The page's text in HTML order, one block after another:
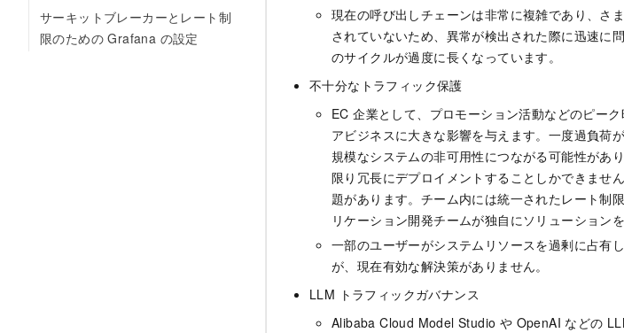
サーキットブレーカーとレート制
限のための Grafana の設定
現在の呼び出しチェーンは非常に複雑であり、さ
されていないため、異常が検出された際に迅速に
のサイクルが過度に長くなっています。
不十分なトラフィック保護
EC 企業として、プロモーション活動などのピー
アビジネスに大きな影響を与えます。一度過負荷
規模なシステムの非可用性につながる可能性があ
限り冗長にデプロイメントすることしかできませ
題があります。チーム内には統一されたレート制
リケーション開発チームが独自にソリューション
一部のユーザーがシステムリソースを過剰に占有
が、現在有効な解決策がありません。
LLM トラフィックガバナンス
Alibaba Cloud Model Studio や OpenAI などの